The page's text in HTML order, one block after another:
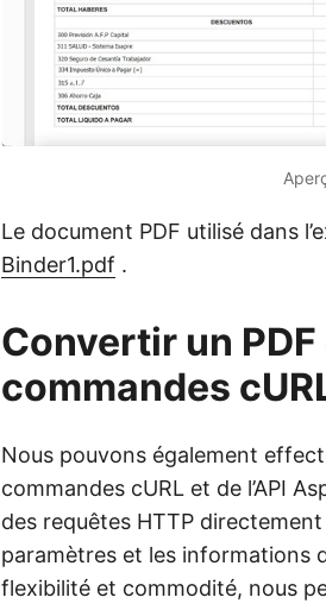
Le document PDF utilisé dans
Binder1.pdf .
Convertir un PDF
commandes
Nous pouvons également
commandes cURL et de l’API
des requêtes HTTP
paramètres et les informations
flexibilité et commodité, nous